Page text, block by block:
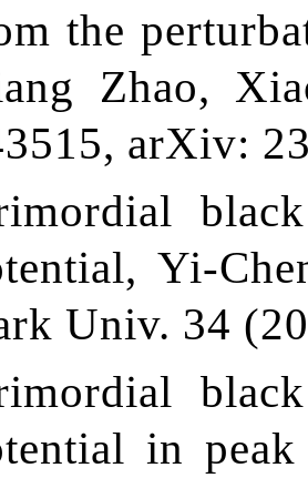
the
Zhao,
arXiv:
Yi-
Univ. 34
in